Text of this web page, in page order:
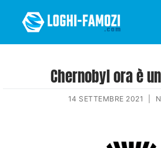
Chernobyl ora è
14 SETTEMBRE 2021